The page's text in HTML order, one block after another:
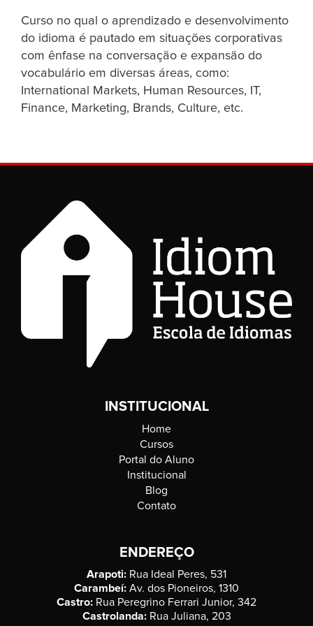
Curso no qual o aprendizado e desenvolvimento
do idioma é pautado em situações corporativas
com ênfase na conversação e expansão do
vocabulário em diversas áreas, como:
International Markets, Human Resources, IT,
Finance, Marketing, Brands, Culture, etc.
INSTITUCIONAL
Home
Cursos
Portal do Aluno
Institucional
Blog
Contato
ENDEREÇO
Arapoti: Rua Ideal Peres, 531
Carambeí: Av. dos Pioneiros, 1310
Castro: Rua Peregrino Ferrari Junior, 342
Castrolanda: Rua Juliana, 203